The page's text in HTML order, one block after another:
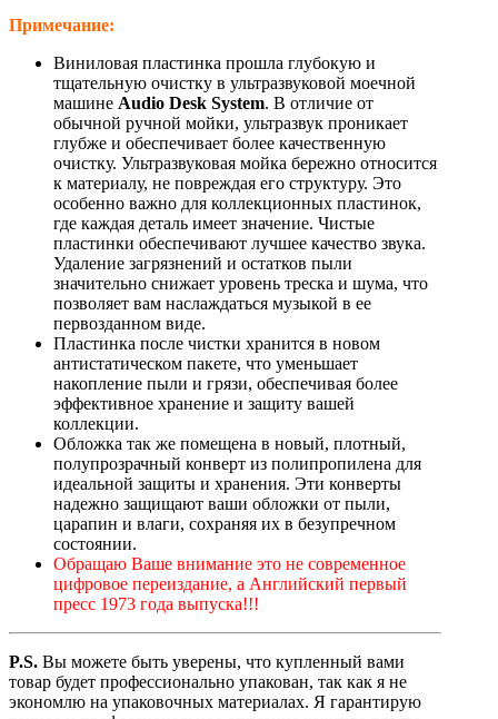
Примечание:
Виниловая пластинка прошла глубокую и
тщательную очистку в ультразвуковой моечной
машине Audio Desk System. В отличие от
обычной ручной мойки, ультразвук проникает
глубже и обеспечивает более качественную
очистку. Ультразвуковая мойка бережно относится
к материалу, не повреждая его структуру. Это
особенно важно для коллекционных пластинок,
где каждая деталь имеет значение. Чистые
пластинки обеспечивают лучшее качество звука.
Удаление загрязнений и остатков пыли
значительно снижает уровень треска и шума, что
позволяет вам наслаждаться музыкой в ее
первозданном виде.
Пластинка после чистки хранится в новом
антистатическом пакете, что уменьшает
накопление пыли и грязи, обеспечивая более
эффективное хранение и защиту вашей
коллекции.
Обложка так же помещена в новый, плотный,
полупрозрачный конверт из полипропилена для
идеальной защиты и хранения. Эти конверты
надежно защищают ваши обложки от пыли,
царапин и влаги, сохраняя их в безупречном
состоянии.
Обращаю Ваше внимание это не современное
цифровое переиздание, а Английский первый
пресс 1973 года выпуска!!!
P.S. Вы можете быть уверены, что купленный вами
товар будет профессионально упакован, так как я не
экономлю на упаковочных материалах. Я гарантирую